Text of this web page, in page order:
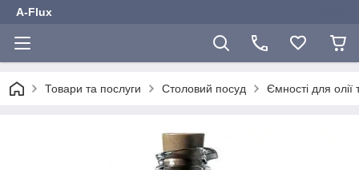
A-Flux
Товари та послуги Столовий посуд Ємності для